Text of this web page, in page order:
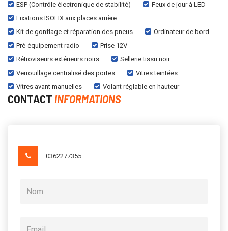
ESP (Contrôle électronique de stabilité)
Feux de jour à LED
Fixations ISOFIX aux places arrière
Kit de gonflage et réparation des pneus
Ordinateur de bord
Pré-équipement radio
Prise 12V
Rétroviseurs extérieurs noirs
Sellerie tissu noir
Verrouillage centralisé des portes
Vitres teintées
Vitres avant manuelles
Volant réglable en hauteur
CONTACT INFORMATIONS
0362277355